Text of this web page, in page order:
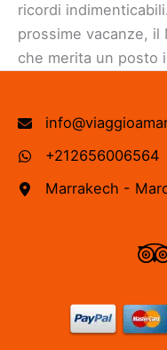
ricordi
prossime vacanze,
che merita un posto
+212656006564
Marrakech -